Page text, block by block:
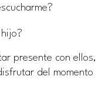
presente con ellos,
del momento